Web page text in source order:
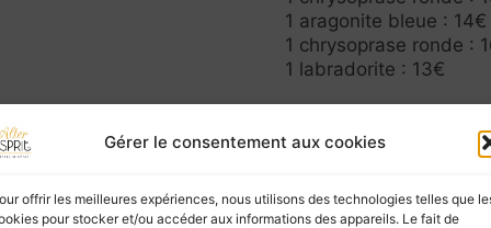
Gérer le consentement aux cookies
offrir les meilleures expériences, nous utilisons des technologies telles que
pour stocker et/ou accéder aux informations des appareils. Le fait de
1 aragonite bleue : 14€
1 chrysoprase ronde :
1 labradorite : 13€
Total (hors frais de
à ceux qui les écoutent, mais elles ne
ne négligez pas la consultation d’un